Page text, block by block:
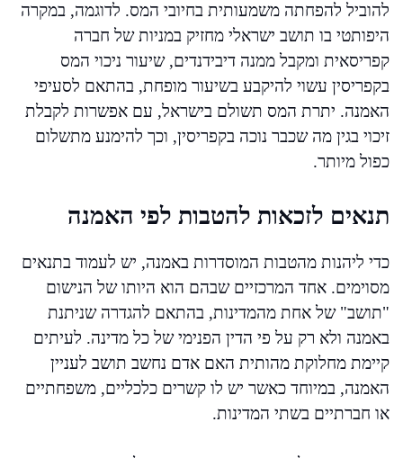
להוביל להפחתה משמעותית בחיובי המס. לדוגמה, במקרה
היפותטי בו תושב ישראלי מחזיק במניות של חברה
קפריסאית ומקבל ממנה דיבידנדים, שיעור ניכוי המס
בקפריסין עשוי להיקבע בשיעור מופחת, בהתאם לסעיפי
האמנה. יתרת המס תשולם בישראל, עם אפשרות לקבלת
זיכוי בגין מה שכבר נוכה בקפריסין, וכך להימנע מתשלום
כפול מיותר.
תנאים לזכאות להטבות לפי האמנה
כדי ליהנות מהטבות המוסדרות באמנה, יש לעמוד בתנאים
מסוימים. אחד המרכזיים שבהם הוא היותו של הנישום
"תושב" של אחת מהמדינות, בהתאם להגדרה שניתנת
באמנה ולא רק על פי הדין הפנימי של כל מדינה. לעיתים
קיימת מחלוקת מהותית האם אדם נחשב תושב לעניין
האמנה, במיוחד כאשר יש לו קשרים כלכליים, משפחתיים
או חברתיים בשתי המדינות.